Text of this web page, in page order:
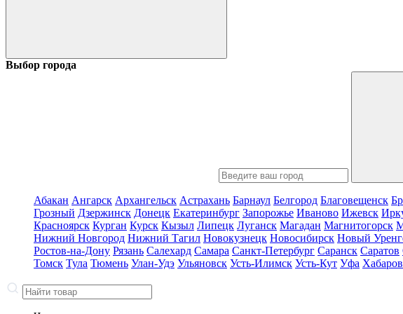
Выбор города
Абакан Ангарск Архангельск Астрахань Барнаул Белгород Благовещенск
Грозный Дзержинск Донецк Екатеринбург Запорожье Иваново Ижевск
Красноярск Курган Курск Кызыл Липецк Луганск Магадан Магнитогорск
Нижний Новгород Нижний Тагил Новокузнецк Новосибирск Новый
Ростов-на-Дону Рязань Салехард Самара Санкт-Петербург Саранск Саратов
Томск Тула Тюмень Улан-Удэ Ульяновск Усть-Илимск Усть-Кут Уфа